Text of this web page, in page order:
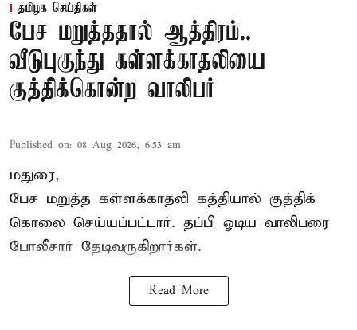
தமிழக செய்திகள்
பேச மறுத்ததால் ஆத்திரம்..
வீடுபுகுந்து கள்ளக்காதலியை
குத்திக்கொன்ற வாலிபர்
Published on: 08 Aug 2026, 6:53 am
மதுரை,
பேச மறுத்த கள்ளக்காதலி கத்தியால் குத்திக்
கொலை செய்யப்பட்டார். தப்பி ஓடிய வாலிபரை
போலீசார் தேடிவருகிறார்கள்.
Read More